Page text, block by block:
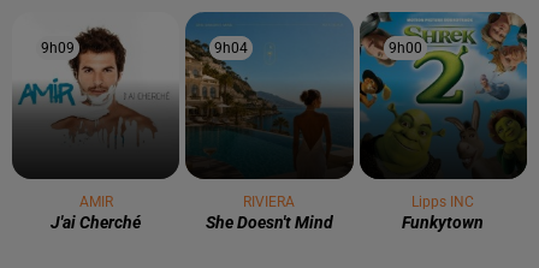
9h09
9h09
AMIR
J'ai Cherché
9h04
9h04
RIVIERA
She Doesn't Mind
9h00
9h00
Lipps INC
Funkytown